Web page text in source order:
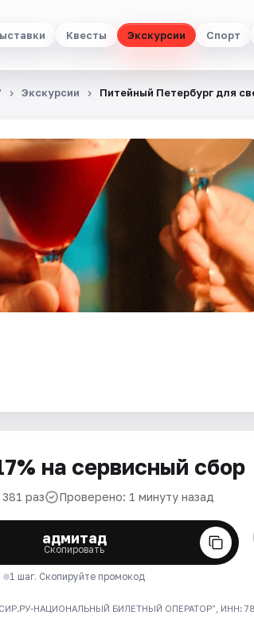
Квесты Экскурсии Спорт
Экскурсии Питейный Петербург для
на сервисный сбор
раз Проверено: 1 минуту назад
адмитад
Скопировать
1 шаг. Скопируйте промокод
НАЦИОНАЛЬНЫЙ БИЛЕТНЫЙ ОПЕРАТОР", ИНН: